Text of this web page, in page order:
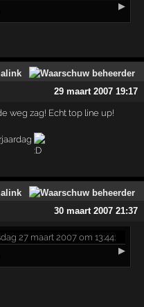
▶
29 maart 2007 19:17
weg zag! Echt top line up!
30 maart 2007 21:37
27 maart 2007 om 13:44:
▶